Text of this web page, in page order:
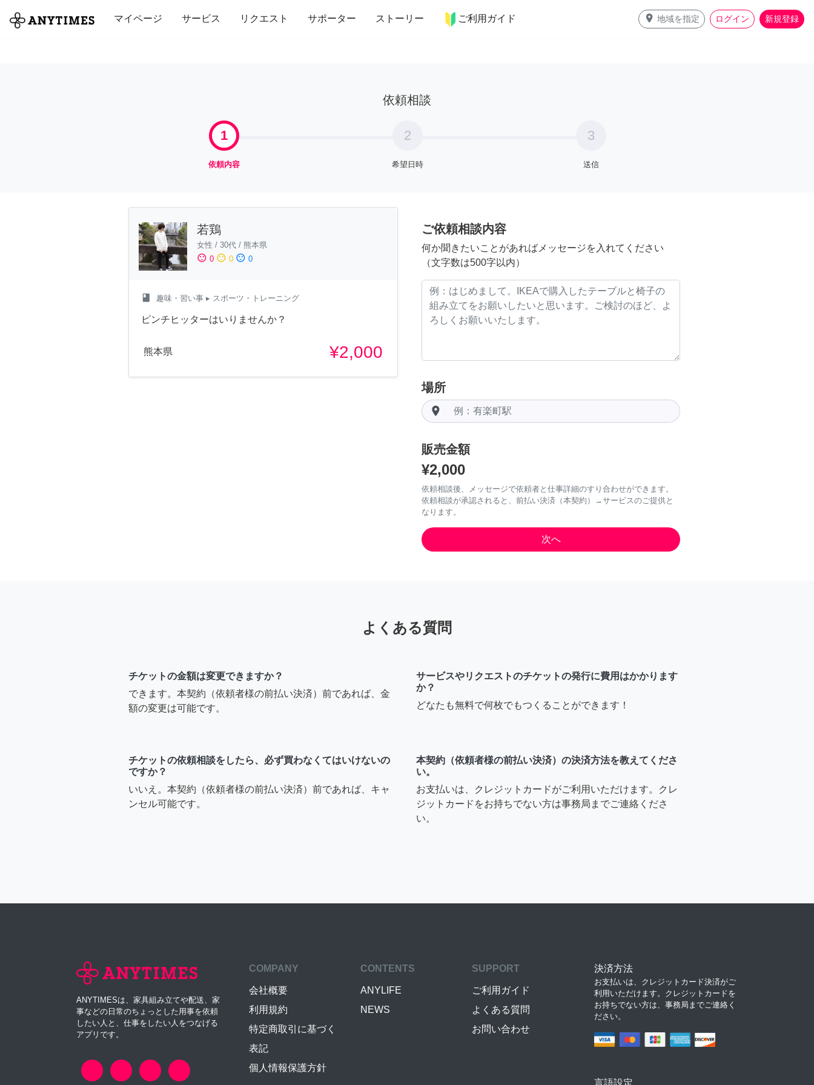
マイページ サービス リクエスト サポーター ストーリー ご利用ガイド place 地域を指定 ログイン 新規登録
全て 修理・組立 家事 引っ越し インテリア 趣味・習い事 ペット 料理
依頼相談
1
依頼内容
2
希望日時
3
送信
若鶏
女性 / 30代 / 熊本県
sentiment_satisfied 0 sentiment_neutral 0 sentiment_dissatisfied 0
class 趣味・習い事 ▸ スポーツ・トレーニング
ピンチヒッターはいりませんか？
熊本県 ¥2,000
ご依頼相談内容
何か聞きたいことがあればメッセージを入れてください
（文字数は500字以内）
場所
room
販売金額
¥2,000
依頼相談後、メッセージで依頼者と仕事詳細のすり合わせができます。
依頼相談が承認されると、前払い決済（本契約）→サービスのご提供と
なります。
よくある質問
チケットの金額は変更できますか？
できます。本契約（依頼者様の前払い決済）前であれば、金
額の変更は可能です。
サービスやリクエストのチケットの発行に費用はかかります
か？
どなたも無料で何枚でもつくることができます！
チケットの依頼相談をしたら、必ず買わなくてはいけないの
ですか？
いいえ。本契約（依頼者様の前払い決済）前であれば、キャ
ンセル可能です。
本契約（依頼者様の前払い決済）の決済方法を教えてくださ
い。
お支払いは、クレジットカードがご利用いただけます。クレ
ジットカードをお持ちでない方は事務局までご連絡くださ
い。
ANYTIMESは、家具組み立てや配送、家
事などの日常のちょっとした用事を依頼
したい人と、仕事をしたい人をつなげる
アプリです。
COMPANY
会社概要
利用規約
特定商取引に基づく
表記
個人情報保護方針
CONTENTS
ANYLIFE
NEWS
SUPPORT
ご利用ガイド
よくある質問
お問い合わせ
決済方法
お支払いは、クレジットカード決済がご
利用いただけます。クレジットカードを
お持ちでない方は、事務局までご連絡く
ださい。
言語設定